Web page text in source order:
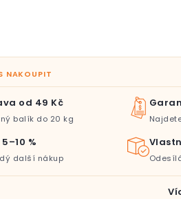
NAKOUPIT
od 49 Kč
balík do 20 kg
%
další nákup